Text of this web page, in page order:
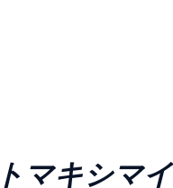
マキシマイ